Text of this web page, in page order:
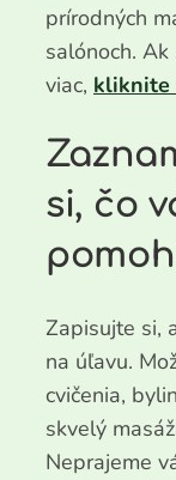
prírodných
salónoch.
viac, kliknite
si, čo
Zapisujte si,
na úľavu.
cvičenia,
skvelý
Neprajeme